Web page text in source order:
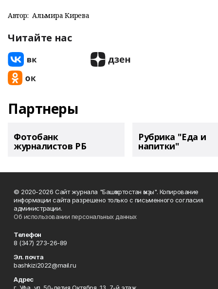
Автор: Альмира Кирәева
Читайте нас
Партнеры
Фотобанк
журналистов РБ
Рубрика "Еда и
напитки"
© 2020-2026 Сайт журнала "Башҡортостан ҡыҙы". Копирование
информации сайта разрешено только с письменного согласия
администрации.
Об использовании персональных данных
Телефон
8 (347) 273-26-89
Эл. почта
bashkizi2022@mail.ru
Адрес